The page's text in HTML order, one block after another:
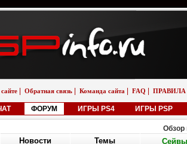
Обратная связь Команда сайта FAQ ПРАВИЛА
ФОРУМ ИГРЫ PS4 ИГРЫ PSP
Обзор
Новости Темы Сейвы